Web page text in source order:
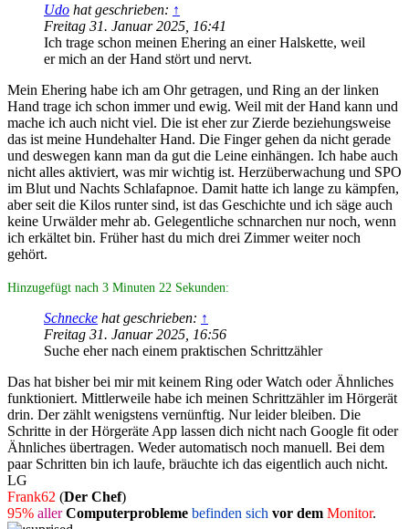
Udo hat geschrieben: ↑
Freitag 31. Januar 2025, 16:41
Ich trage schon meinen Ehering an einer Halskette, weil
er mich an der Hand stört und nervt.
Mein Ehering habe ich am Ohr getragen, und Ring an der linken
Hand trage ich schon immer und ewig. Weil mit der Hand kann und
mache ich auch nicht viel. Die ist eher zur Zierde beziehungsweise
das ist meine Hundehalter Hand. Die Finger gehen da nicht gerade
und deswegen kann man da gut die Leine einhängen. Ich habe auch
nicht alles aktiviert, was mir wichtig ist. Herzüberwachung und SPO
im Blut und Nachts Schlafapnoe. Damit hatte ich lange zu kämpfen,
aber seit die Kilos runter sind, ist das Geschichte und ich säge auch
keine Urwälder mehr ab. Gelegentliche schnarchen nur noch, wenn
ich erkältet bin. Früher hast du mich drei Zimmer weiter noch
gehört.
Hinzugefügt nach 3 Minuten 22 Sekunden:
Schnecke hat geschrieben: ↑
Freitag 31. Januar 2025, 16:56
Suche eher nach einem praktischen Schrittzähler
Das hat bisher bei mir mit keinem Ring oder Watch oder Ähnliches
funktioniert. Mittlerweile habe ich meinen Schrittzähler im Hörgerät
drin. Der zählt wenigstens vernünftig. Nur leider bleiben. Die
Schritte in der Hörgeräte App lassen dich nicht nach Google fit oder
Ähnliches übertragen. Weder automatisch noch manuell. Bei dem
paar Schritten bin ich laufe, bräuchte ich das eigentlich auch nicht.
LG
Frank62 (Der Chef)
95% aller Computerprobleme befinden sich vor dem Monitor.